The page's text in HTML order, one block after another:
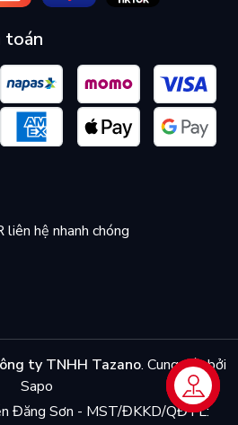
toán
liên hệ nhanh chóng
ty TNHH Tazano. Cung cấp bởi
Sapo
Đăng Sơn - MST/ĐKKD/QĐTL:
Liên hệ